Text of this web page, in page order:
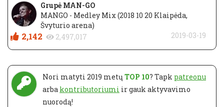
Grupė MAN-GO
MANGO - Medley Mix (2018 10 20 Klaipėda,
Švyturio arena)
2,142 2,497,017 2019-03-19
Nori matyti 2019 metų TOP 10? Tapk patreonu
arba kontributoriumi ir gauk aktyvavimo
nuorodą!